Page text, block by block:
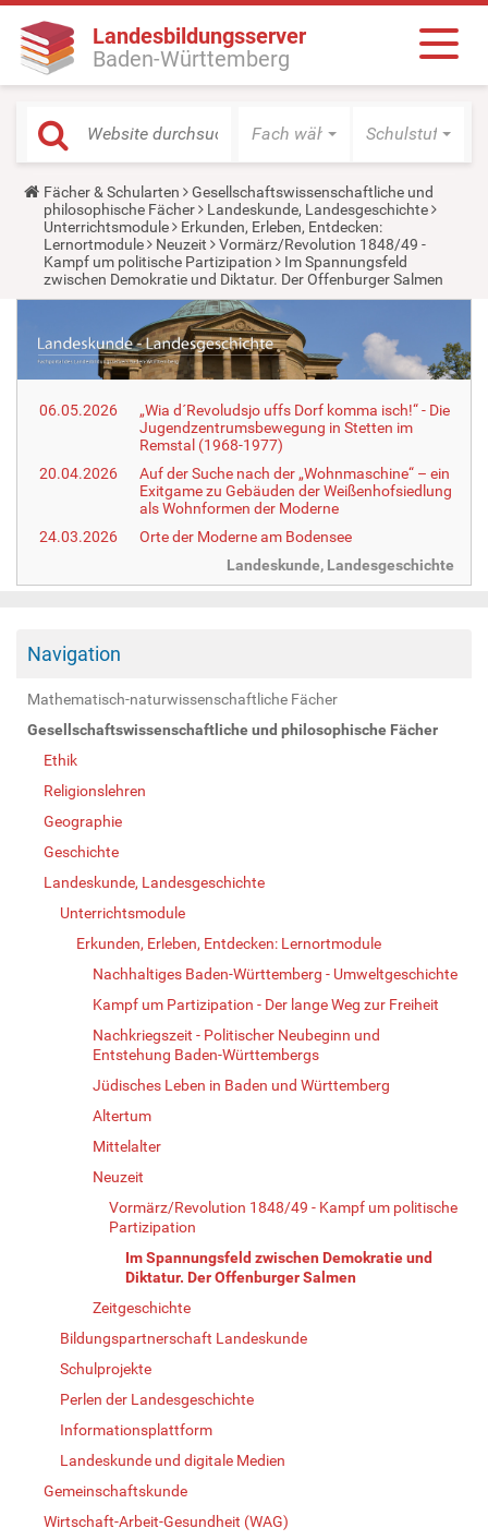
Landesbildungsserver
Baden-Württemberg
Fach wählen Schulstufe
Y
o
u
a
r
e
h
e
:
Fächer & Schularten
Gesellschaftswissenschaftliche und
philosophische Fächer
Landeskunde, Landesgeschichte
Unterrichtsmodule
Erkunden, Erleben, Entdecken:
Lernortmodule
Neuzeit
Vormärz/Revolution 1848/49 -
Kampf um politische Partizipation
Im Spannungsfeld
zwischen Demokratie und Diktatur. Der Offenburger Salmen
06.05.2026
„Wia d´Revoludsjo uffs Dorf komma isch!“ - Die
Jugendzentrumsbewegung in Stetten im
Remstal (1968-1977)
20.04.2026
Auf der Suche nach der „Wohnmaschine“ – ein
Exitgame zu Gebäuden der Weißenhofsiedlung
als Wohnformen der Moderne
24.03.2026
Orte der Moderne am Bodensee
Landeskunde, Landesgeschichte
Navigation
Mathematisch-naturwissenschaftliche Fächer
Gesellschaftswissenschaftliche und philosophische Fächer
Ethik
Religionslehren
Geographie
Geschichte
Landeskunde, Landesgeschichte
Unterrichtsmodule
Erkunden, Erleben, Entdecken: Lernortmodule
Nachhaltiges Baden-Württemberg - Umweltgeschichte
Kampf um Partizipation - Der lange Weg zur Freiheit
Nachkriegszeit - Politischer Neubeginn und
Entstehung Baden-Württembergs
Jüdisches Leben in Baden und Württemberg
Altertum
Mittelalter
Neuzeit
Vormärz/Revolution 1848/49 - Kampf um politische
Partizipation
Im Spannungsfeld zwischen Demokratie und
Diktatur. Der Offenburger Salmen
Zeitgeschichte
Bildungspartnerschaft Landeskunde
Schulprojekte
Perlen der Landesgeschichte
Informationsplattform
Landeskunde und digitale Medien
Gemeinschaftskunde
Wirtschaft-Arbeit-Gesundheit (WAG)